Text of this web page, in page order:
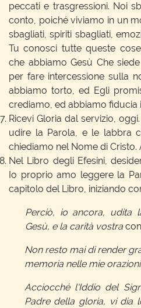
peccati e trasgressioni. Noi
conto, poiché viviamo in un
sbagliati, spiriti sbagliati,
Tu conosci tutte queste
che abbiamo Gesù Che
per fare intercessione sulla
abbiamo torto, ed Egli
crediamo, ed abbiamo fiducia
Ricevi Gloria dal servizio,
udire la Parola, e le labbra
chiediamo nel Nome di Cristo.
Nel Libro degli Efesini,
Io proprio amo leggere la
capitolo del Libro, iniziando
Perciò, io ancora, udita
Gesù, e la carità vostra con
Non resto mai di render
memoria nelle mie
Acciocché l'Iddio del
Padre della gloria, vi dia